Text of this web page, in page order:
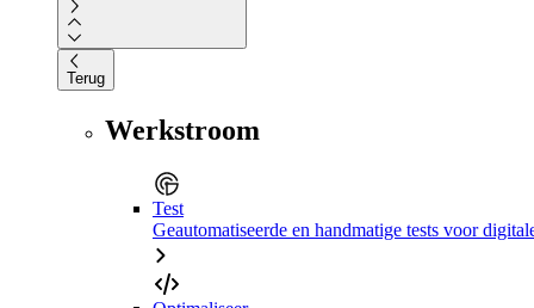
Terug
Werkstroom
Test
Geautomatiseerde en handmatige tests voor